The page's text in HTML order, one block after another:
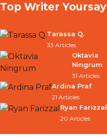
Top Writer Yoursay
Tarassa Q.
33 Articles
Oktavia
Ningrum
31 Articles
Ardina Praf
21 Articles
Ryan Farizzal
20 Articles